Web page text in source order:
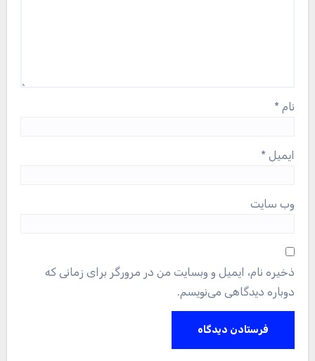
نام *
ایمیل *
وب‌ سایت
ذخیره نام، ایمیل و وبسایت من در مرورگر برای زمانی که
دوباره دیدگاهی می‌نویسم.